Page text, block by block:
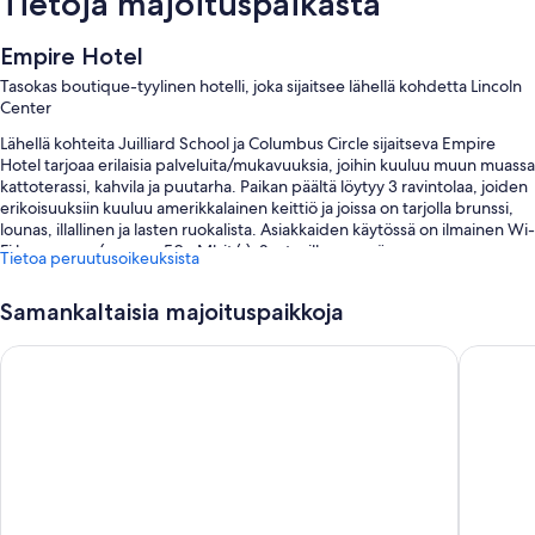
Empire Hotel
Tasokas boutique-tyylinen hotelli, joka sijaitsee lähellä kohdetta Lincoln
Center
Lähellä kohteita Juilliard School ja Columbus Circle sijaitseva Empire
Hotel tarjoaa erilaisia palveluita/mukavuuksia, joihin kuuluu muun muassa
kattoterassi, kahvila ja puutarha. Paikan päältä löytyy 3 ravintolaa, joiden
erikoisuuksiin kuuluu amerikkalainen keittiö ja joissa on tarjolla brunssi,
lounas, illallinen ja lasten ruokalista. Asiakkaiden käytössä on ilmainen Wi-
Fi huoneessa (nopeus 50+ Mbit/s). Saatavilla on myös
kuivapesula-/pesulapalvelut ja baari.
Tämä hotelli tarjoaa myös muita etuja, joita ovat:
Kauden mukainen ulkouima-allas sekä aurinkotuolit ja aurinkovarjot
Tietoa peruutusoikeuksista
Samankaltaisia majoituspaikkoja
Park Central Hotel New York Night